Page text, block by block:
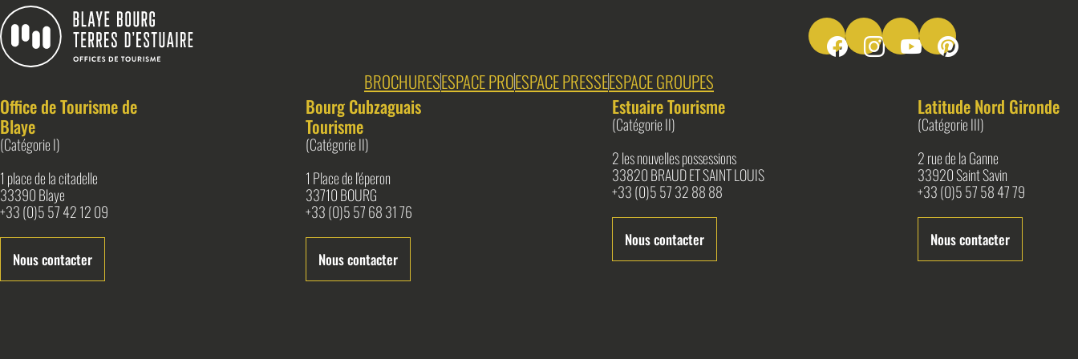
Suivez-nous sur Facebook
Suivez-nous sur Instagram
Suivez-nous sur Youtube
Suivez-nous sur
BROCHURESESPACE PROESPACE PRESSEESPACE GROUPES
Office de Tourisme de
Blaye
(Catégorie I)
1 place de la citadelle
33390 Blaye
+33 (0)5 57 42 12 09
Nous contacter
Bourg Cubzaguais
Tourisme
(Catégorie II)
1 Place de l'éperon
33710 BOURG
+33 (0)5 57 68 31 76
Nous contacter
Estuaire Tourisme
(Catégorie II)
2 les nouvelles possessions
33820 BRAUD ET SAINT LOUIS
+33 (0)5 57 32 88 88
Nous contacter
Latitude Nord Gironde
(Catégorie III)
2 rue de la Ganne
33920 Saint Savin
+33 (0)5 57 58 47 79
Nous contacter